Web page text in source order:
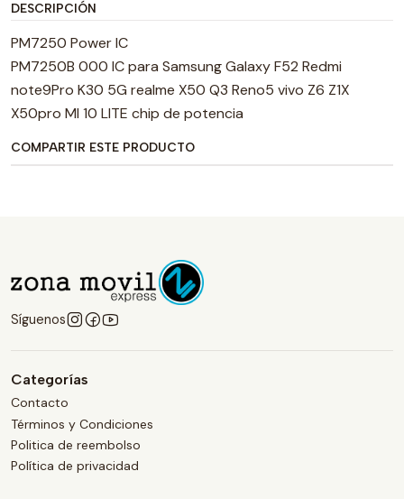
DESCRIPCIÓN
PM7250 Power IC
PM7250B 000 IC para Samsung Galaxy F52 Redmi
note9Pro K30 5G realme X50 Q3 Reno5 vivo Z6 Z1X
X50pro MI 10 LITE chip de potencia
COMPARTIR ESTE PRODUCTO
Síguenos
Categorías
Contacto
Términos y Condiciones
Politica de reembolso
Política de privacidad